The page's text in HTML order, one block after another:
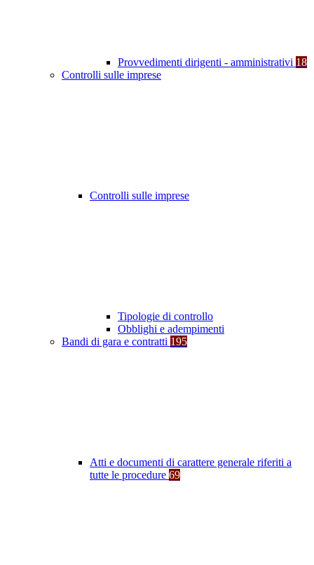
Provvedimenti dirigenti - amministrativi 18
Controlli sulle imprese
Controlli sulle imprese
Tipologie di controllo
Obblighi e adempimenti
Bandi di gara e contratti 195
Atti e documenti di carattere generale riferiti a
tutte le procedure 69